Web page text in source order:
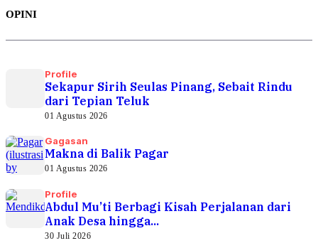
OPINI
Profile
Sekapur Sirih Seulas Pinang, Sebait Rindu
dari Tepian Teluk
01 Agustus 2026
Gagasan
Makna di Balik Pagar
01 Agustus 2026
Profile
Abdul Mu’ti Berbagi Kisah Perjalanan dari
Anak Desa hingga...
30 Juli 2026